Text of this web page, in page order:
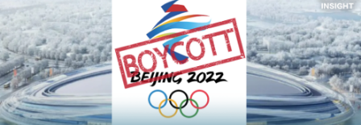
13:12
國際｜特朗普赴洛杉磯高球場活動前 男子攜槍彈被捕
12:30
財經｜香港7月PMI回落至51 企業擴張放慢兼縮減人
手
11:40
財經｜黑石傳再籌逾360億美元 支援Anthropic租用
Google晶片